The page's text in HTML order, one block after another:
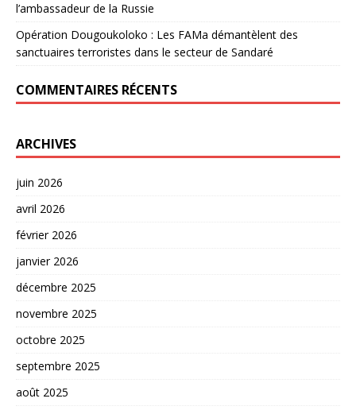
l’ambassadeur de la Russie
Opération Dougoukoloko : Les FAMa démantèlent des
sanctuaires terroristes dans le secteur de Sandaré
COMMENTAIRES RÉCENTS
ARCHIVES
juin 2026
avril 2026
février 2026
janvier 2026
décembre 2025
novembre 2025
octobre 2025
septembre 2025
août 2025